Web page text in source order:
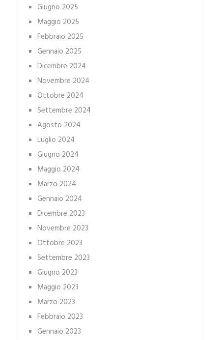
Giugno 2025
Maggio 2025
Febbraio 2025
Gennaio 2025
Dicembre 2024
Novembre 2024
Ottobre 2024
Settembre 2024
Agosto 2024
Luglio 2024
Giugno 2024
Maggio 2024
Marzo 2024
Gennaio 2024
Dicembre 2023
Novembre 2023
Ottobre 2023
Settembre 2023
Giugno 2023
Maggio 2023
Marzo 2023
Febbraio 2023
Gennaio 2023